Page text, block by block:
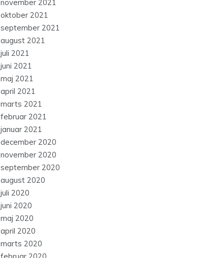
november 2021
oktober 2021
september 2021
august 2021
juli 2021
juni 2021
maj 2021
april 2021
marts 2021
februar 2021
januar 2021
december 2020
november 2020
september 2020
august 2020
juli 2020
juni 2020
maj 2020
april 2020
marts 2020